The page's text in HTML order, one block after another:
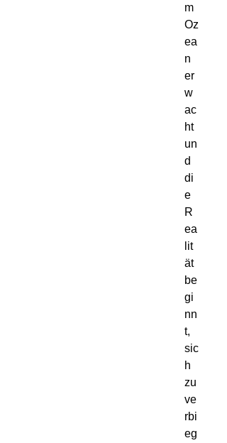
m
Oz
ea
n
er
w
ac
ht
un
d
di
e
R
ea
lit
ät
be
gi
nn
t,
sic
h
zu
ve
rbi
eg